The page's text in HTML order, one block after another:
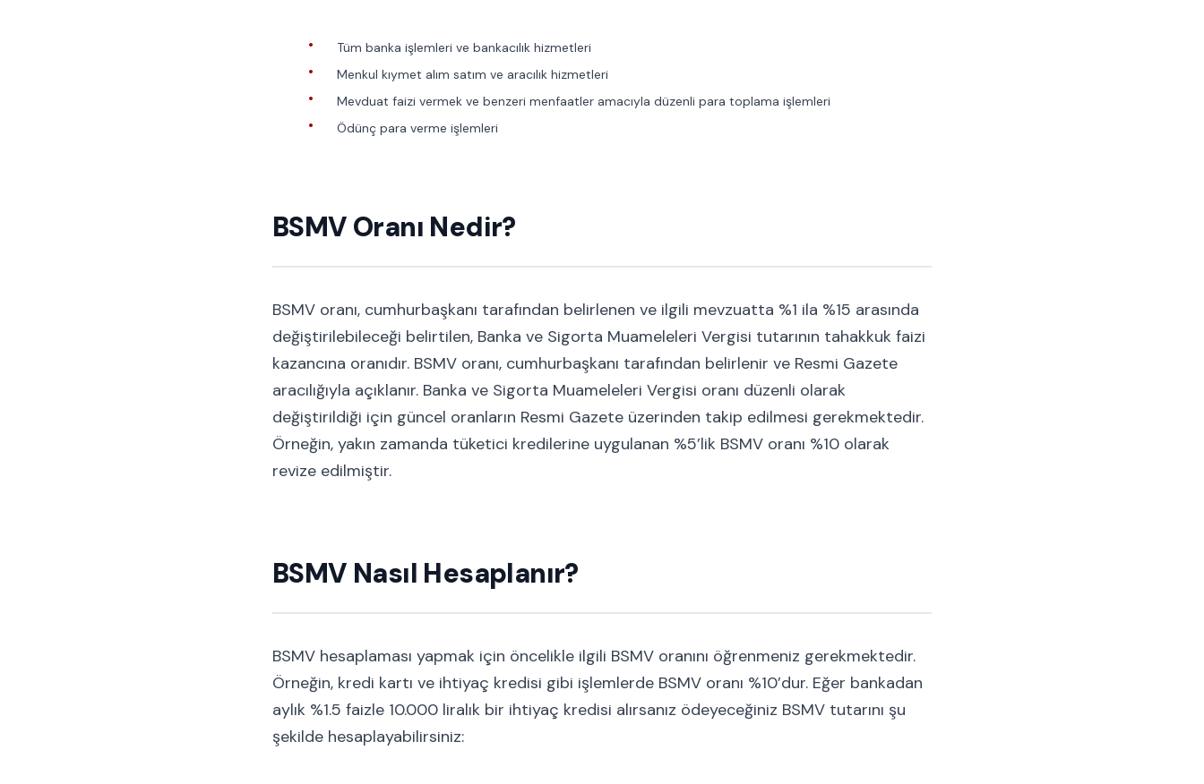
Tüm banka işlemleri ve bankacılık hizmetleri
Menkul kıymet alım satım ve aracılık hizmetleri
Mevduat faizi vermek ve benzeri menfaatler amacıyla düzenli para toplama işlemleri
Ödünç para verme işlemleri
BSMV Oranı Nedir?
BSMV oranı, cumhurbaşkanı tarafından belirlenen ve ilgili mevzuatta %1 ila %15 arasında
değiştirilebileceği belirtilen, Banka ve Sigorta Muameleleri Vergisi tutarının tahakkuk faizi
kazancına oranıdır. BSMV oranı, cumhurbaşkanı tarafından belirlenir ve Resmi Gazete
aracılığıyla açıklanır. Banka ve Sigorta Muameleleri Vergisi oranı düzenli olarak
değiştirildiği için güncel oranların Resmi Gazete üzerinden takip edilmesi gerekmektedir.
Örneğin, yakın zamanda tüketici kredilerine uygulanan %5’lik BSMV oranı %10 olarak
revize edilmiştir.
BSMV Nasıl Hesaplanır?
BSMV hesaplaması yapmak için öncelikle ilgili BSMV oranını öğrenmeniz gerekmektedir.
Örneğin, kredi kartı ve ihtiyaç kredisi gibi işlemlerde BSMV oranı %10’dur. Eğer bankadan
aylık %1.5 faizle 10.000 liralık bir ihtiyaç kredisi alırsanız ödeyeceğiniz BSMV tutarını şu
şekilde hesaplayabilirsiniz: